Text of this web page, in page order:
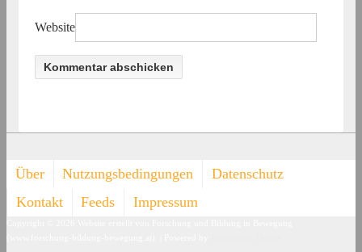
Website
Footer-
Menü
Über Nutzungsbedingungen
Datenschutz
Kontakt
Feeds Impressum